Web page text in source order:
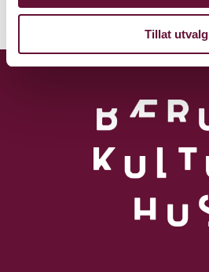
Tillat utvalg